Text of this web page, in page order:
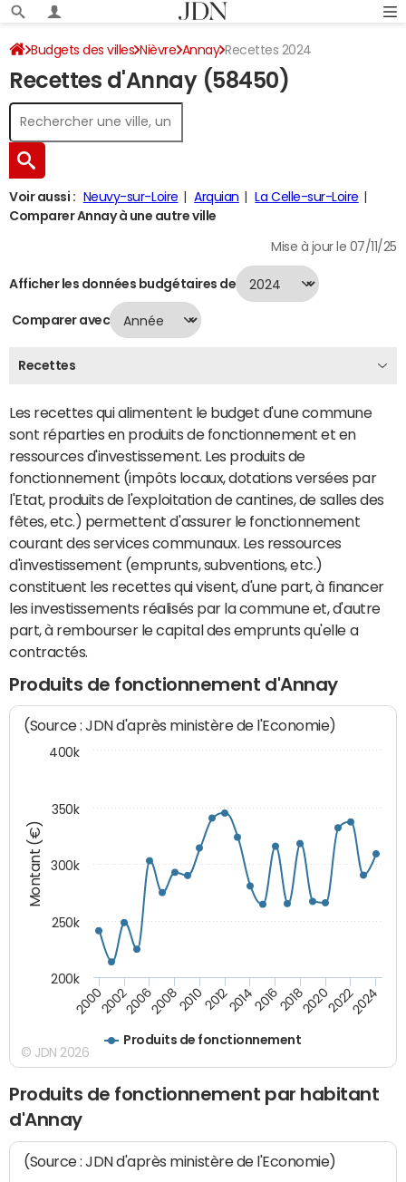
Budgets des villes Nièvre Annay Recettes 2024
Recettes d'Annay (58450)
Voir aussi : Neuvy-sur-Loire Arquian
La Celle-sur-Loire
Comparer Annay à une autre ville
Mise à jour le 07/11/25
Afficher les données budgétaires de
Comparer avec
Recettes
Les recettes qui alimentent le budget d'une commune
sont réparties en produits de fonctionnement et en
ressources d'investissement. Les produits de
fonctionnement (impôts locaux, dotations versées par
l'Etat, produits de l'exploitation de cantines, de salles des
fêtes, etc.) permettent d'assurer le fonctionnement
courant des services communaux. Les ressources
d'investissement (emprunts, subventions, etc.)
constituent les recettes qui visent, d'une part, à financer
les investissements réalisés par la commune et, d'autre
part, à rembourser le capital des emprunts qu'elle a
contractés.
Produits de fonctionnement d'Annay
Montant (€)
(Source : JDN d'après ministère de l'Economie)
Produits de fonctionnement
200020022006200820102012201420162018202020222024
200k
250k
300k
350k
400k
© JDN 2026
Produits de fonctionnement par habitant
d'Annay
(Source : JDN d'après ministère de l'Economie)